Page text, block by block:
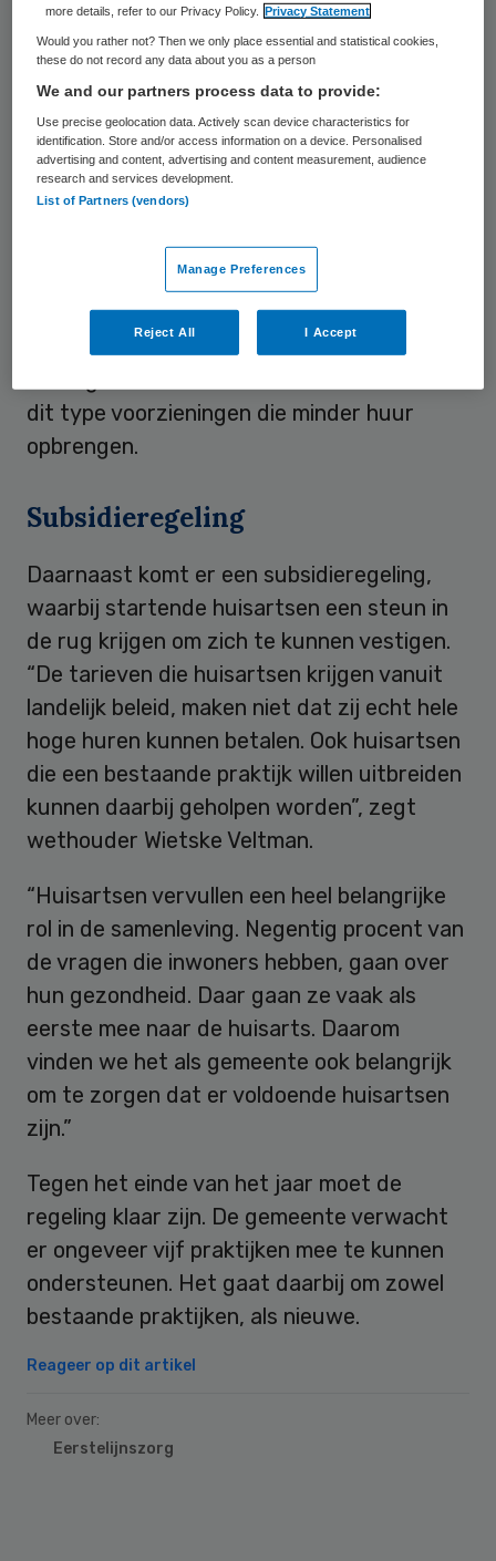
voorzieningen als de huisarts, maar ook
voor bijvoorbeeld kinderopvang. Ook komt
er een subsidieregeling om huisartsen te
ondersteunen.
Hoge kosten
Een belangrijke oorzaak zijn de kosten die
gepaard gaan met het openen van een
huisartsenpraktijk. Ook kiezen
ontwikkelaars bij nieuwbouw liever voor
dit type voorzieningen die minder huur
opbrengen.
Subsidieregeling
Daarnaast komt er een subsidieregeling,
waarbij startende huisartsen een steun in
de rug krijgen om zich te kunnen vestigen.
“De tarieven die huisartsen krijgen vanuit
landelijk beleid, maken niet dat zij echt hele
hoge huren kunnen betalen. Ook huisartsen
die een bestaande praktijk willen uitbreiden
kunnen daarbij geholpen worden”, zegt
wethouder Wietske Veltman.
“Huisartsen vervullen een heel belangrijke
rol in de samenleving. Negentig procent van
de vragen die inwoners hebben, gaan over
hun gezondheid. Daar gaan ze vaak als
eerste mee naar de huisarts. Daarom
vinden we het als gemeente ook belangrijk
om te zorgen dat er voldoende huisartsen
zijn.”
Tegen het einde van het jaar moet de
regeling klaar zijn. De gemeente verwacht
er ongeveer vijf praktijken mee te kunnen
ondersteunen. Het gaat daarbij om zowel
bestaande praktijken, als nieuwe.
Reageer op dit artikel
Meer over:
Eerstelijnszorg
more details, refer to our Privacy Policy.
Privacy Statement
Would you rather not? Then we only place essential and statistical cookies,
these do not record any data about you as a person
We and our partners process data to provide:
Use precise geolocation data. Actively scan device characteristics for
identification. Store and/or access information on a device. Personalised
advertising and content, advertising and content measurement, audience
research and services development.
List of Partners (vendors)
Manage Preferences
Reject All I Accept